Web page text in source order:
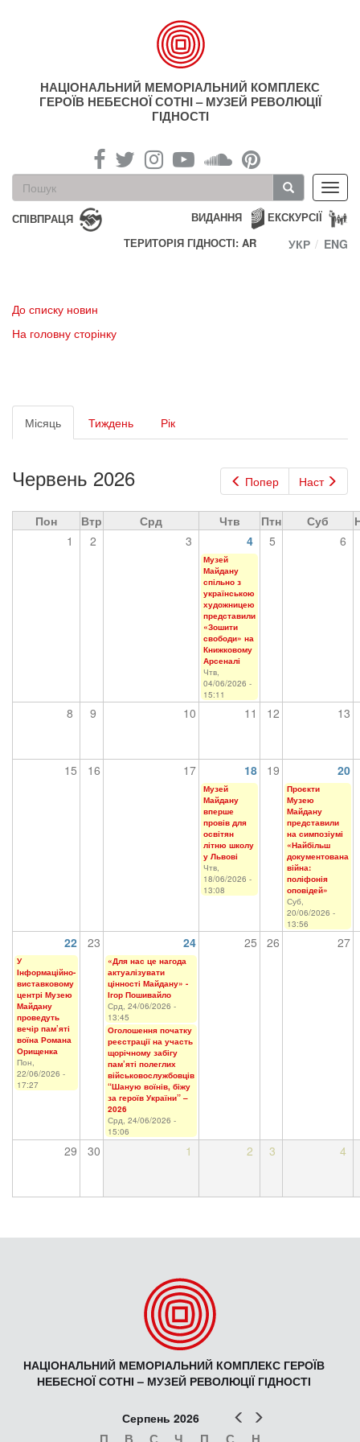
НАЦІОНАЛЬНИЙ МЕМОРІАЛЬНИЙ КОМПЛЕКС
ГЕРОЇВ НЕБЕСНОЇ СОТНІ – МУЗЕЙ РЕВОЛЮЦІЇ
ГІДНОСТІ
Пошукова
форма
Пошук
СПІВПРАЦЯ ЕКСКУРСІЇ
ВИДАННЯ
ТЕРИТОРІЯ ГІДНОСТІ: AR
УКР ENG
До списку новин
На головну сторінку
Первинні
вкладки
Місяць (активна
вкладка)
Тиждень Рік
Попер Наст
Червень 2026
Пон Втр Срд Чтв Птн Суб
1
2 3 4 5 6
Музей
Майдану
спільно з
українською
художницею
представили
«Зошити
свободи» на
Книжковому
Арсеналі
Чтв,
04/06/2026 -
15:11
8 9 10 11 12 13
15 16 17 18 19 20
Музей
Майдану
вперше
провів для
освітян
літню школу
у Львові
Чтв,
18/06/2026 -
13:08
Проєкти
Музею
Майдану
представили
на симпозіумі
«Найбільш
документована
війна:
поліфонія
оповідей»
Суб,
20/06/2026 -
13:56
22 23 24 25 26 27
У
Інформаційно-
виставковому
центрі Музею
Майдану
проведуть
вечір пам’яті
воїна Романа
Орищенка
Пон,
22/06/2026 -
17:27
«Для нас це нагода
актуалізувати
цінності Майдану» -
Ігор Пошивайло
Срд, 24/06/2026 -
13:45
Оголошення початку
реєстрації на участь
щорічному забігу
пам’яті полеглих
військовослужбовців
“Шаную воїнів, біжу
за героїв України” –
2026
Срд, 24/06/2026 -
15:06
29 30 1 2 3 4
НАЦІОНАЛЬНИЙ МЕМОРІАЛЬНИЙ КОМПЛЕКС ГЕРОЇВ
НЕБЕСНОЇ СОТНІ – МУЗЕЙ РЕВОЛЮЦІЇ ГІДНОСТІ
Попер
Серпень 2026